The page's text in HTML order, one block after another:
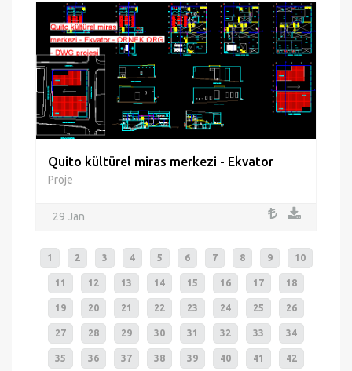
Quito kültürel miras merkezi - Ekvator
Proje
29 Jan
1 2 3 4 5 6 7 8 9 10
11 12 13 14 15 16 17 18
19 20 21 22 23 24 25 26
27 28 29 30 31 32 33 34
35 36 37 38 39 40 41 42